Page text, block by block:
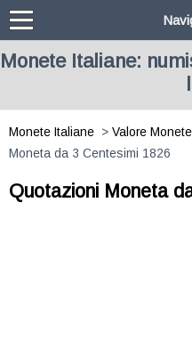
Monete Italiane:
Monete Italiane
Valore
Moneta da 3 Centesimi 1826
Quotazioni Moneta